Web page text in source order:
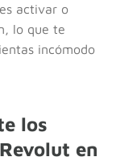
activar o
lo que te
incómodo
los
en